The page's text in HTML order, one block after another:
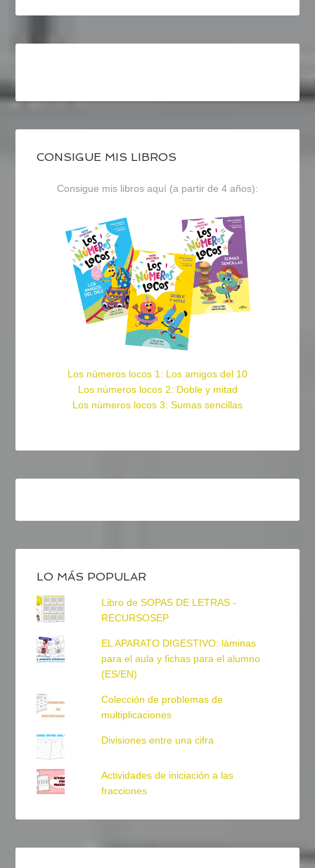
CONSIGUE MIS LIBROS
Consigue mis libros aquí (a partir de 4 años):
Los números locos 1: Los amigos del 10
Los números locos 2: Doble y mitad
Los números locos 3: Sumas sencillas
LO MÁS POPULAR
Libro de SOPAS DE LETRAS -
RECURSOSEP
EL APARATO DIGESTIVO: láminas
para el aula y fichas para el alumno
(ES/EN)
Colección de problemas de
multiplicaciones
Divisiones entre una cifra
Actividades de iniciación a las
fracciones